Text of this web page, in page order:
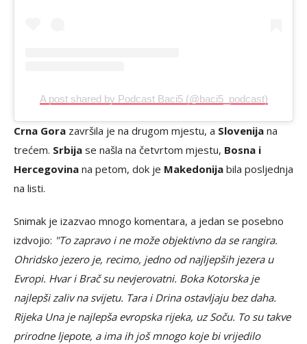
A post shared by Podcast Baci5 (@baci5_podcast)
Crna Gora završila je na drugom mjestu, a Slovenija na
trećem. Srbija se našla na četvrtom mjestu, Bosna i
Hercegovina na petom, dok je Makedonija bila posljednja
na listi.
Snimak je izazvao mnogo komentara, a jedan se posebno
izdvojio: "To zapravo i ne može objektivno da se rangira.
Ohridsko jezero je, recimo, jedno od najljepših jezera u
Evropi. Hvar i Brač su nevjerovatni. Boka Kotorska je
najlepši zaliv na svijetu. Tara i Drina ostavljaju bez daha.
Rijeka Una je najlepša evropska rijeka, uz Soču. To su takve
prirodne ljepote, a ima ih još mnogo koje bi vrijedilo